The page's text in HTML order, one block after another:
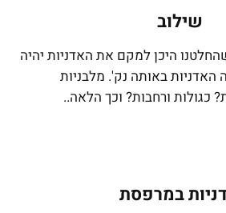
שילוב
היכן למקם את האדניות יהיה
האדניות באותה נק'. מלבניות
כגולות ורחבות? וכך הלאה..
במרפסת